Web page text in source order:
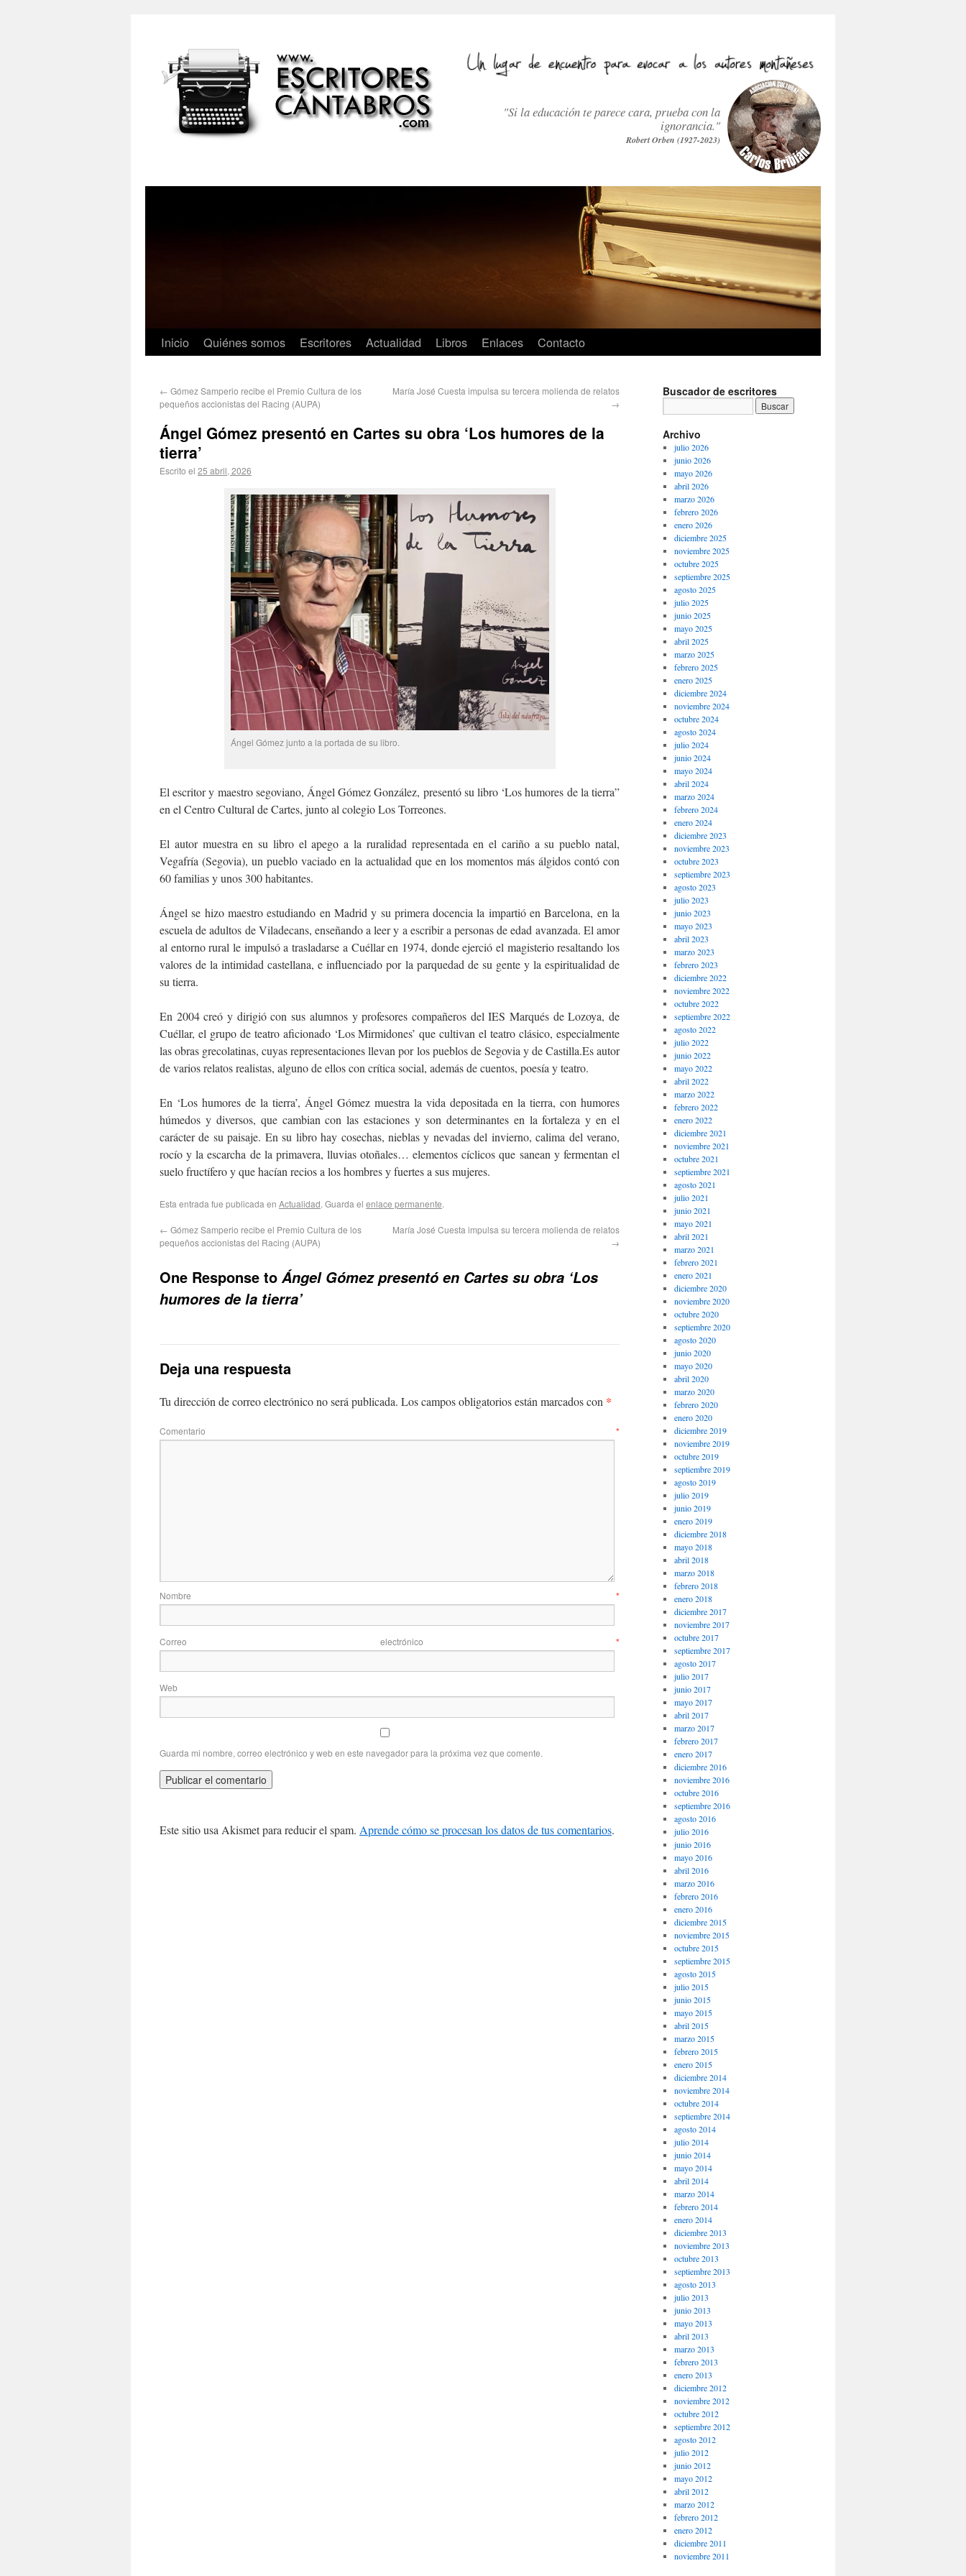
"Si la educación te parece cara, prueba con la
ignorancia."
Robert Orben (1927-2023)
Inicio Quiénes somos Escritores Actualidad Libros Enlaces Contacto
← Gómez Samperio recibe el Premio Cultura de los
pequeños accionistas del Racing (AUPA)
María José Cuesta impulsa su tercera molienda de relatos
→
Ángel Gómez presentó en Cartes su obra ‘Los humores de la
tierra’
Escrito el 25 abril, 2026
Ángel Gómez junto a la portada de su libro.
El escritor y maestro segoviano, Ángel Gómez González, presentó su libro ‘Los humores de la tierra”
en el Centro Cultural de Cartes, junto al colegio Los Torreones.
El autor muestra en su libro el apego a la ruralidad representada en el cariño a su pueblo natal,
Vegafría (Segovia), un pueblo vaciado en la actualidad que en los momentos más álgidos contó con
60 familias y unos 300 habitantes.
Ángel se hizo maestro estudiando en Madrid y su primera docencia la impartió en Barcelona, en la
escuela de adultos de Viladecans, enseñando a leer y a escribir a personas de edad avanzada. El amor
al entorno rural le impulsó a trasladarse a Cuéllar en 1974, donde ejerció el magisterio resaltando los
valores de la intimidad castellana, e influenciado por la parquedad de su gente y la espiritualidad de
su tierra.
En 2004 creó y dirigió con sus alumnos y profesores compañeros del IES Marqués de Lozoya, de
Cuéllar, el grupo de teatro aficionado ‘Los Mirmidones’ que cultivan el teatro clásico, especialmente
las obras grecolatinas, cuyas representaciones llevan por los pueblos de Segovia y de Castilla.Es autor
de varios relatos realistas, alguno de ellos con crítica social, además de cuentos, poesía y teatro.
En ‘Los humores de la tierra’, Ángel Gómez muestra la vida depositada en la tierra, con humores
húmedos y diversos, que cambian con las estaciones y son determinantes en la fortaleza y en el
carácter de su paisaje. En su libro hay cosechas, nieblas y nevadas del invierno, calima del verano,
rocío y la escarcha de la primavera, lluvias otoñales… elementos cíclicos que sanean y fermentan el
suelo fructífero y que hacían recios a los hombres y fuertes a sus mujeres.
Esta entrada fue publicada en Actualidad. Guarda el enlace permanente.
← Gómez Samperio recibe el Premio Cultura de los
pequeños accionistas del Racing (AUPA)
María José Cuesta impulsa su tercera molienda de relatos
→
One Response to Ángel Gómez presentó en Cartes su obra ‘Los
humores de la tierra’
Deja una respuesta
Tu dirección de correo electrónico no será publicada. Los campos obligatorios están marcados con *
Comentario *
Nombre *
Correo electrónico *
Web
Guarda mi nombre, correo electrónico y web en este navegador para la próxima vez que comente.
Este sitio usa Akismet para reducir el spam. Aprende cómo se procesan los datos de tus comentarios.
Buscador de escritores
Archivo
julio 2026
junio 2026
mayo 2026
abril 2026
marzo 2026
febrero 2026
enero 2026
diciembre 2025
noviembre 2025
octubre 2025
septiembre 2025
agosto 2025
julio 2025
junio 2025
mayo 2025
abril 2025
marzo 2025
febrero 2025
enero 2025
diciembre 2024
noviembre 2024
octubre 2024
agosto 2024
julio 2024
junio 2024
mayo 2024
abril 2024
marzo 2024
febrero 2024
enero 2024
diciembre 2023
noviembre 2023
octubre 2023
septiembre 2023
agosto 2023
julio 2023
junio 2023
mayo 2023
abril 2023
marzo 2023
febrero 2023
diciembre 2022
noviembre 2022
octubre 2022
septiembre 2022
agosto 2022
julio 2022
junio 2022
mayo 2022
abril 2022
marzo 2022
febrero 2022
enero 2022
diciembre 2021
noviembre 2021
octubre 2021
septiembre 2021
agosto 2021
julio 2021
junio 2021
mayo 2021
abril 2021
marzo 2021
febrero 2021
enero 2021
diciembre 2020
noviembre 2020
octubre 2020
septiembre 2020
agosto 2020
junio 2020
mayo 2020
abril 2020
marzo 2020
febrero 2020
enero 2020
diciembre 2019
noviembre 2019
octubre 2019
septiembre 2019
agosto 2019
julio 2019
junio 2019
enero 2019
diciembre 2018
mayo 2018
abril 2018
marzo 2018
febrero 2018
enero 2018
diciembre 2017
noviembre 2017
octubre 2017
septiembre 2017
agosto 2017
julio 2017
junio 2017
mayo 2017
abril 2017
marzo 2017
febrero 2017
enero 2017
diciembre 2016
noviembre 2016
octubre 2016
septiembre 2016
agosto 2016
julio 2016
junio 2016
mayo 2016
abril 2016
marzo 2016
febrero 2016
enero 2016
diciembre 2015
noviembre 2015
octubre 2015
septiembre 2015
agosto 2015
julio 2015
junio 2015
mayo 2015
abril 2015
marzo 2015
febrero 2015
enero 2015
diciembre 2014
noviembre 2014
octubre 2014
septiembre 2014
agosto 2014
julio 2014
junio 2014
mayo 2014
abril 2014
marzo 2014
febrero 2014
enero 2014
diciembre 2013
noviembre 2013
octubre 2013
septiembre 2013
agosto 2013
julio 2013
junio 2013
mayo 2013
abril 2013
marzo 2013
febrero 2013
enero 2013
diciembre 2012
noviembre 2012
octubre 2012
septiembre 2012
agosto 2012
julio 2012
junio 2012
mayo 2012
abril 2012
marzo 2012
febrero 2012
enero 2012
diciembre 2011
noviembre 2011